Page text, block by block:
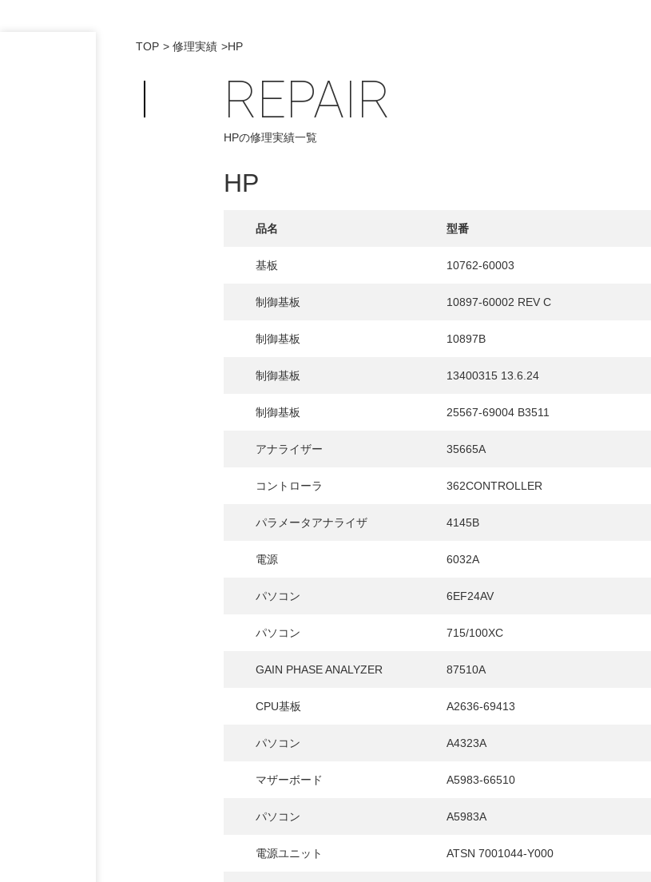
TOP 修理実績 HP
REPAIR
HPの修理実績一覧
HP
品名 型番
基板 10762-60003
制御基板 10897-60002 REV C
制御基板 10897B
制御基板 13400315 13.6.24
制御基板 25567-69004 B3511
アナライザー 35665A
コントローラ 362CONTROLLER
パラメータアナライザ 4145B
電源 6032A
パソコン 6EF24AV
パソコン 715/100XC
GAIN PHASE ANALYZER 87510A
CPU基板 A2636-69413
パソコン A4323A
マザーボード A5983-66510
パソコン A5983A
電源ユニット ATSN 7001044-Y000